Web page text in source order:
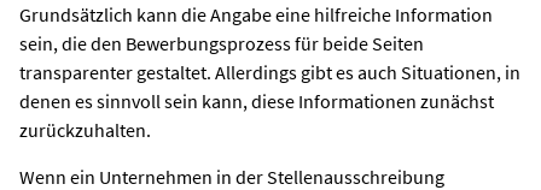
Grundsätzlich kann die Angabe eine hilfreiche Information
sein, die den Bewerbungsprozess für beide Seiten
transparenter gestaltet. Allerdings gibt es auch Situationen, in
denen es sinnvoll sein kann, diese Informationen zunächst
zurückzuhalten.
Wenn ein Unternehmen in der Stellenausschreibung